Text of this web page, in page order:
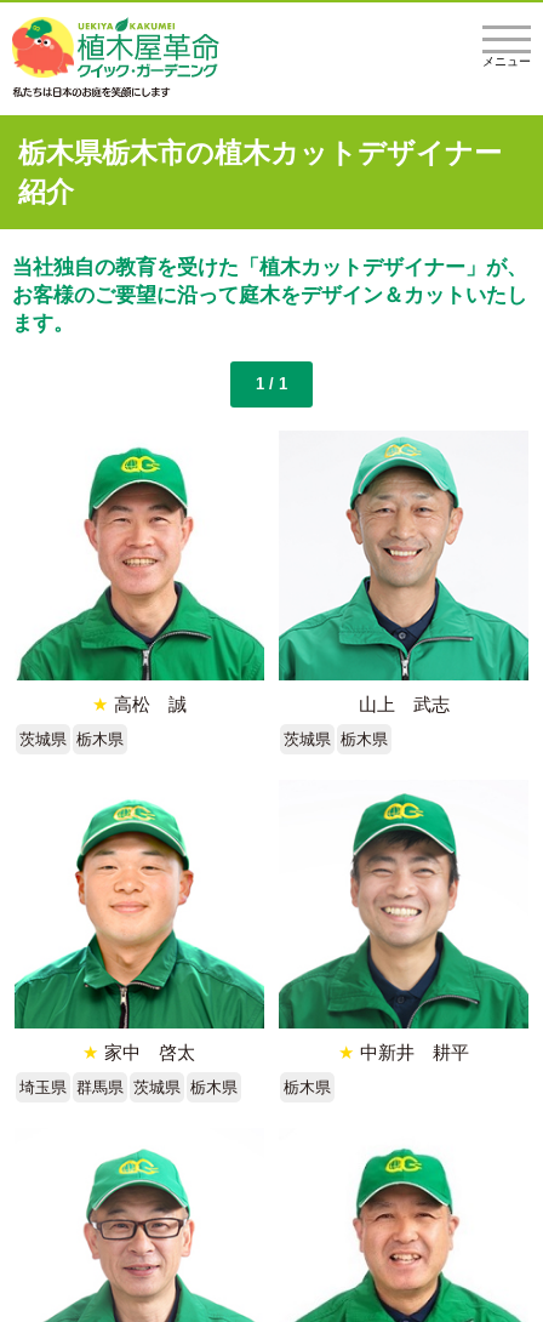
メニュー
栃木県栃木市の植木カットデザイナー
紹介
当社独自の教育を受けた「植木カットデザイナー」が、
お客様のご要望に沿って庭木をデザイン＆カットいたし
ます。
1 / 1
★ 高松 誠
茨城県 栃木県
山上 武志
茨城県 栃木県
★ 家中 啓太
埼玉県 群馬県 茨城県 栃木県
★ 中新井 耕平
栃木県